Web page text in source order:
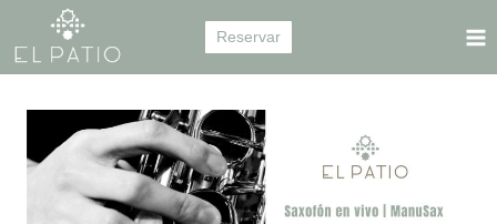
contenido
Reservar